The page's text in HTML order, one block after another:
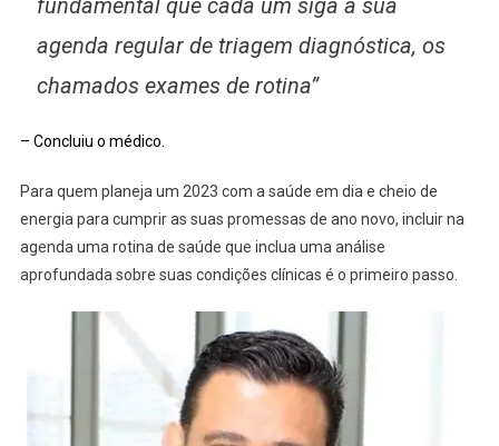
fundamental que cada um siga a sua
agenda regular de triagem diagnóstica, os
chamados exames de rotina”
– Concluiu o médico.
Para quem planeja um 2023 com a saúde em dia e cheio de
energia para cumprir as suas promessas de ano novo, incluir na
agenda uma rotina de saúde que inclua uma análise
aprofundada sobre suas condições clínicas é o primeiro passo.